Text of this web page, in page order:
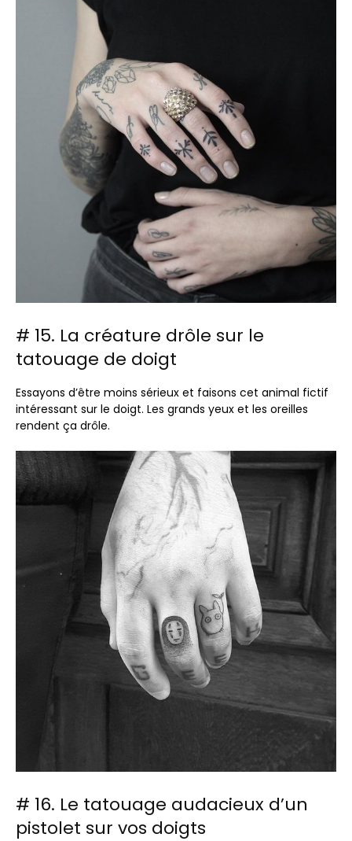
# 15. La créature drôle sur le
tatouage de doigt
Essayons d’être moins sérieux et faisons cet animal fictif
intéressant sur le doigt. Les grands yeux et les oreilles
rendent ça drôle.
# 16. Le tatouage audacieux d’un
pistolet sur vos doigts